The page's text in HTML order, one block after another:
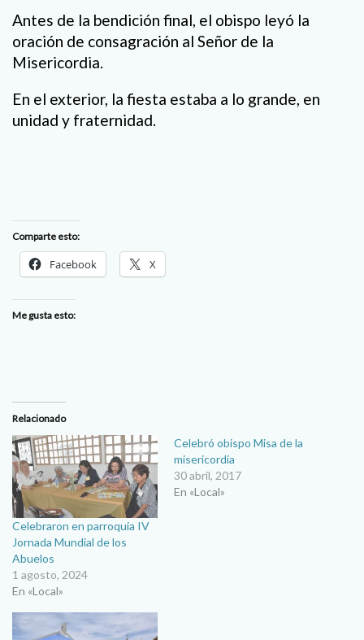
Antes de la bendición final, el obispo leyó la
oración de consagración al Señor de la
Misericordia.
En el exterior, la fiesta estaba a lo grande, en
unidad y fraternidad.
Comparte esto:
Facebook X
Me gusta esto:
Relacionado
Celebraron en parroquia IV
Jornada Mundial de los
Abuelos
1 agosto, 2024
En «Local»
Celebró obispo Misa de la
misericordia
30 abril, 2017
En «Local»